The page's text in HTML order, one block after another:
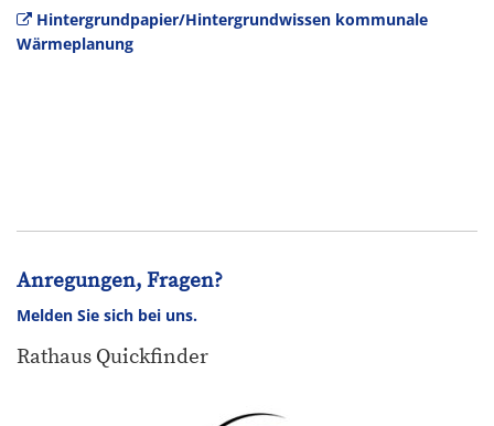
Hintergrundpapier/Hintergrundwissen kommunale
Wärmeplanung
Anregungen, Fragen?
Melden Sie sich bei uns.
Rathaus Quickfinder